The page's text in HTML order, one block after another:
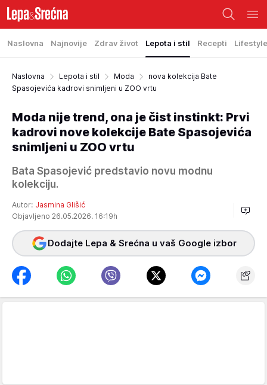
Naslovna Najnovije Zdrav život Lepota i stil Recepti Lifestyle
Naslovna Lepota i stil Moda
nova kolekcija Bate
Spasojevića kadrovi snimljeni u ZOO vrtu
Moda nije trend, ona je čist instinkt: Prvi
kadrovi nove kolekcije Bate Spasojevića
snimljeni u ZOO vrtu
Bata Spasojević predstavio novu modnu
kolekciju.
Autor: Jasmina Glišić
Objavljeno 26.05.2026. 16:19h
Dodajte Lepa & Srećna u vaš Google izbor